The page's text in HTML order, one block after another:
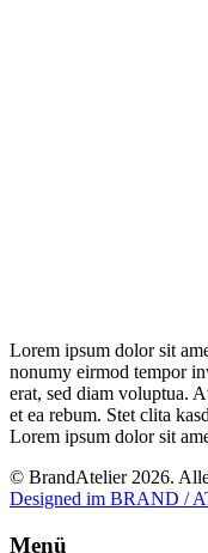
Lorem ipsum dolor sit
nonumy eirmod tempor
erat, sed diam voluptua.
et ea rebum. Stet clita
Lorem ipsum dolor sit
© BrandAtelier 2026.
Designed im BRAND /
Menü